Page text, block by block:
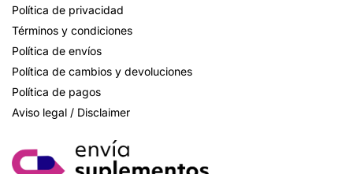
Política de privacidad
Términos y condiciones
Política de envíos
Política de cambios y devoluciones
Política de pagos
Aviso legal / Disclaimer